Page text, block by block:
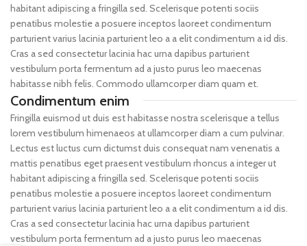
habitant adipiscing a fringilla sed. Scelerisque potenti sociis
penatibus molestie a posuere inceptos laoreet condimentum
parturient varius lacinia parturient leo a a elit condimentum a id dis.
Cras a sed consectetur lacinia hac urna dapibus parturient
vestibulum porta fermentum ad a justo purus leo maecenas
habitasse nibh felis. Commodo ullamcorper diam quam et.
Condimentum enim
Fringilla euismod ut duis est habitasse nostra scelerisque a tellus
lorem vestibulum himenaeos at ullamcorper diam a cum pulvinar.
Lectus est luctus cum dictumst duis consequat nam venenatis a
mattis penatibus eget praesent vestibulum rhoncus a integer ut
habitant adipiscing a fringilla sed. Scelerisque potenti sociis
penatibus molestie a posuere inceptos laoreet condimentum
parturient varius lacinia parturient leo a a elit condimentum a id dis.
Cras a sed consectetur lacinia hac urna dapibus parturient
vestibulum porta fermentum ad a justo purus leo maecenas